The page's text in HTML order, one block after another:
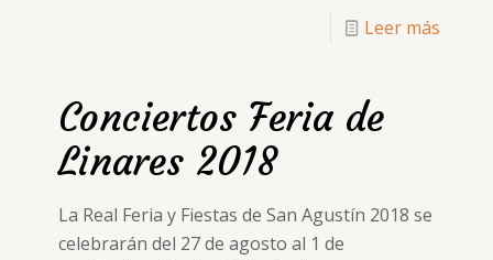
Leer más
Conciertos Feria de
Linares 2018
La Real Feria y Fiestas de San Agustín 2018 se
celebrarán del 27 de agosto al 1 de